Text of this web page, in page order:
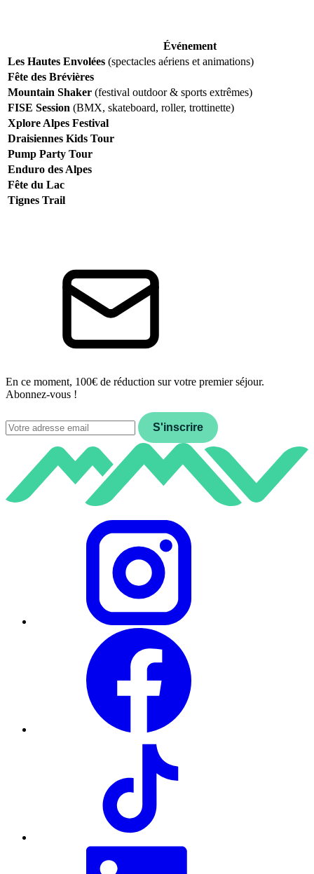
Événement
Les Hautes Envolées (spectacles aériens et animations)
Fête des Brévières
Mountain Shaker (festival outdoor & sports extrêmes)
FISE Session (BMX, skateboard, roller, trottinette)
Xplore Alpes Festival
Draisiennes Kids Tour
Pump Party Tour
Enduro des Alpes
Fête du Lac
Tignes Trail
En ce moment, 100€ de réduction sur votre premier séjour.
Abonnez-vous !
S'inscrire